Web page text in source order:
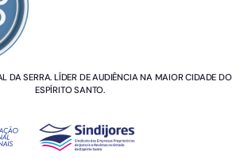
DA SERRA. LÍDER DE AUDIÊNCIA NA MAIOR CIDADE DO
ESPÍRITO SANTO.